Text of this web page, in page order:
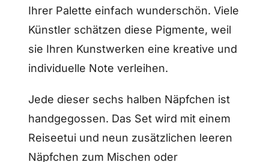
Ihrer Palette einfach wunderschön. Viele
Künstler schätzen diese Pigmente, weil
sie Ihren Kunstwerken eine kreative und
individuelle Note verleihen.
Jede dieser sechs halben Näpfchen ist
handgegossen. Das Set wird mit einem
Reiseetui und neun zusätzlichen leeren
Näpfchen zum Mischen oder